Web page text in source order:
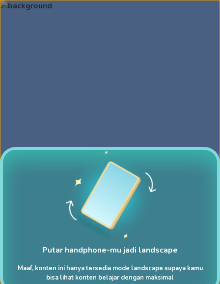
Putar handphone-mu jadi landscape
Maaf, konten ini hanya tersedia mode landscape supaya kamu
bisa lihat konten belajar dengan maksimal